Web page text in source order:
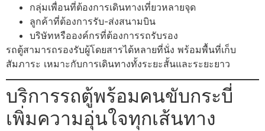
กลุ่มเพื่อนที่ต้องการเดินทางเที่ยวหลายจุด
ลูกค้าที่ต้องการรับ-ส่งสนามบิน
บริษัทหรือองค์กรที่ต้องการรถรับรอง
รถตู้สามารถรองรับผู้โดยสารได้หลายที่นั่ง พร้อมพื้นที่เก็บ
สัมภาระ เหมาะกับการเดินทางทั้งระยะสั้นและระยะยาว
บริการรถตู้พร้อมคนขับกระบี่
เพิ่มความอุ่นใจทุกเส้นทาง